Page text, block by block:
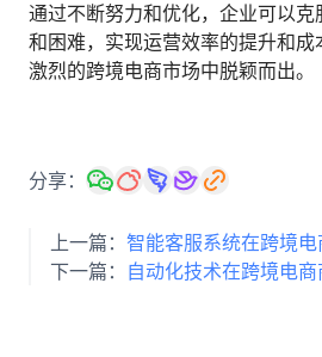
通过不断努力和优化，企业可以
和困难，实现运营效率的提升和
激烈的跨境电商市场中脱颖而出。
分享：
上一篇：
下一篇：